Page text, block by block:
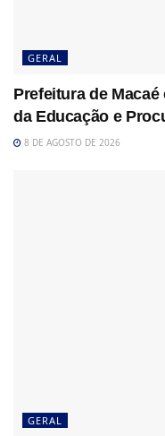
GERAL
Prefeitura de
da Educação e
8 DE AGOSTO DE 2026
GERAL